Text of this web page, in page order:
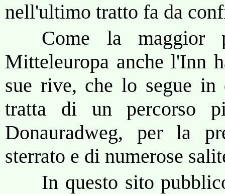
nell'ultimo tratto fa da
Come la maggior
Mitteleuropa anche l'Inn
sue rive, che lo segue in
tratta di un percorso
Donauradweg, per la
sterrato e di numerose
In questo sito